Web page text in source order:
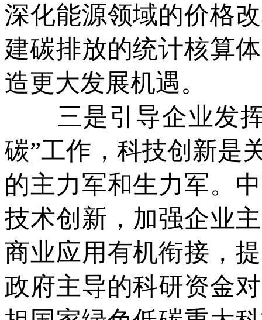
深化能源领域的价格
建碳排放的统计核算
造更大发展机遇。
三是引导企业发挥
碳”工作，科技创新是
的主力军和生力军。
技术创新，加强企业
商业应用有机衔接，
政府主导的科研资金